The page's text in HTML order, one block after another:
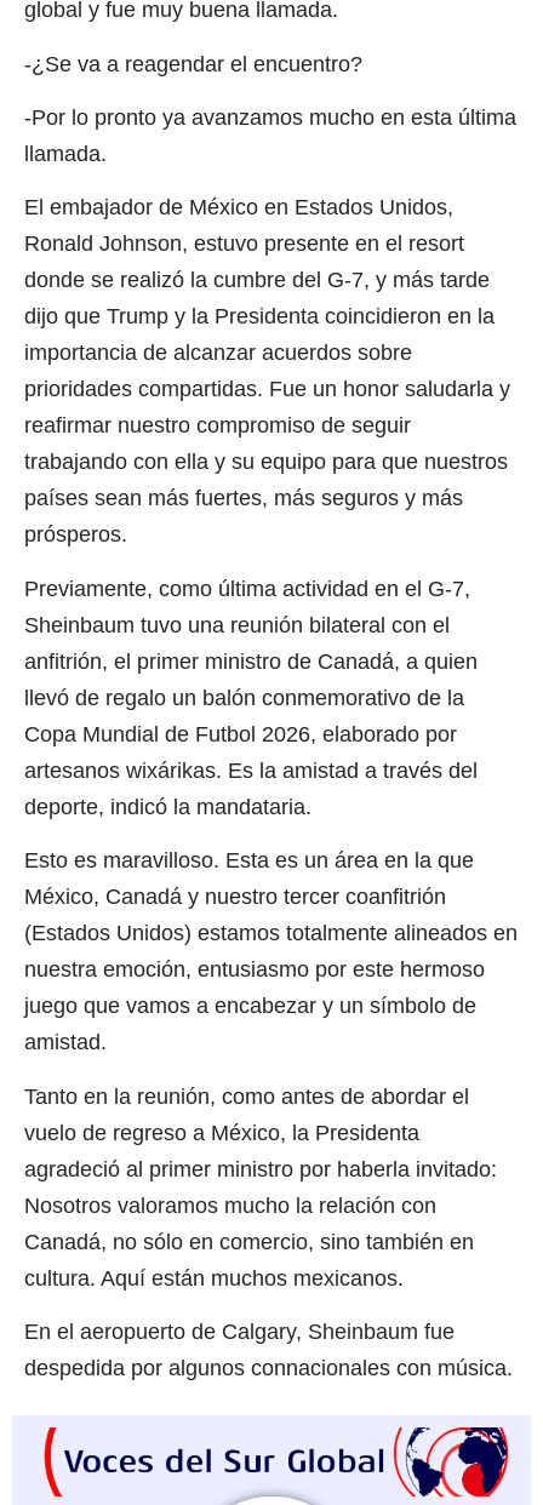
global y fue muy buena llamada.
-¿Se va a reagendar el encuentro?
-Por lo pronto ya avanzamos mucho en esta última
llamada.
El embajador de México en Estados Unidos,
Ronald Johnson, estuvo presente en el resort
donde se realizó la cumbre del G-7, y más tarde
dijo que Trump y la Presidenta coincidieron en la
importancia de alcanzar acuerdos sobre
prioridades compartidas. Fue un honor saludarla y
reafirmar nuestro compromiso de seguir
trabajando con ella y su equipo para que nuestros
países sean más fuertes, más seguros y más
prósperos.
Previamente, como última actividad en el G-7,
Sheinbaum tuvo una reunión bilateral con el
anfitrión, el primer ministro de Canadá, a quien
llevó de regalo un balón conmemorativo de la
Copa Mundial de Futbol 2026, elaborado por
artesanos wixárikas. Es la amistad a través del
deporte, indicó la mandataria.
Esto es maravilloso. Esta es un área en la que
México, Canadá y nuestro tercer coanfitrión
(Estados Unidos) estamos totalmente alineados en
nuestra emoción, entusiasmo por este hermoso
juego que vamos a encabezar y un símbolo de
amistad.
Tanto en la reunión, como antes de abordar el
vuelo de regreso a México, la Presidenta
agradeció al primer ministro por haberla invitado:
Nosotros valoramos mucho la relación con
Canadá, no sólo en comercio, sino también en
cultura. Aquí están muchos mexicanos.
En el aeropuerto de Calgary, Sheinbaum fue
despedida por algunos connacionales con música.